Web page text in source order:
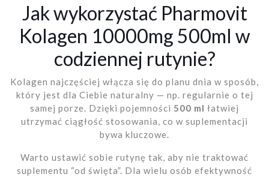
Jak wykorzystać Pharmovit
Kolagen 10000mg 500ml w
codziennej rutynie?
Kolagen najczęściej włącza się do planu dnia w sposób,
który jest dla Ciebie naturalny — np. regularnie o tej
samej porze. Dzięki pojemności 500 ml łatwiej
utrzymać ciągłość stosowania, co w suplementacji
bywa kluczowe.
Warto ustawić sobie rutynę tak, aby nie traktować
suplementu “od święta”. Dla wielu osób efektywność